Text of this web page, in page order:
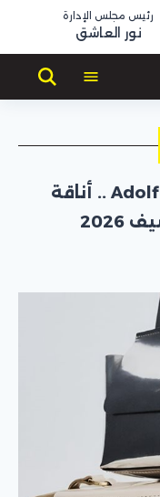
رئيس مجلس الإدارة
نور العاشق
«Zenith » من Adolfo Domínguez .. أناقة